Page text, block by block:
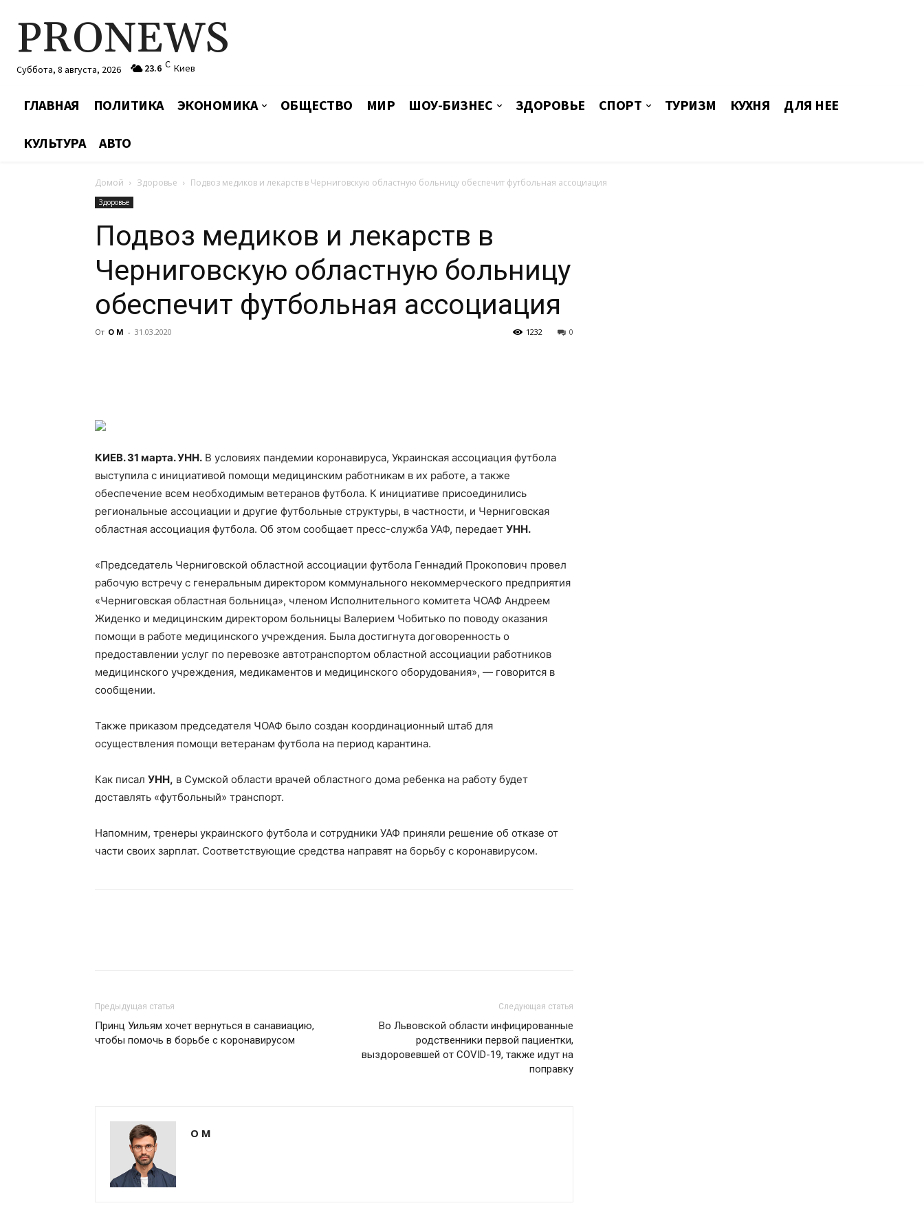
PRONEWS
Суббота, 8 августа, 2026 23.6 C Киев
ГЛАВНАЯ ПОЛИТИКА ЭКОНОМИКА ОБЩЕСТВО МИР ШОУ-БИЗНЕС ЗДОРОВЬЕ СПОРТ ТУРИЗМ КУХНЯ ДЛЯ НЕЕ
КУЛЬТУРА АВТО
Домой Здоровье Подвоз медиков и лекарств в Черниговскую областную больницу обеспечит футбольная ассоциация
Здоровье
Подвоз медиков и лекарств в
Черниговскую областную больницу
обеспечит футбольная ассоциация
От О М - 31.03.2020 0
1232
КИЕВ. 31 марта. УНН. В условиях пандемии коронавируса, Украинская ассоциация футбола
выступила с инициативой помощи медицинским работникам в их работе, а также
обеспечение всем необходимым ветеранов футбола. К инициативе присоединились
региональные ассоциации и другие футбольные структуры, в частности, и Черниговская
областная ассоциация футбола. Об этом сообщает пресс-служба УАФ, передает УНН.
«Председатель Черниговской областной ассоциации футбола Геннадий Прокопович провел
рабочую встречу с генеральным директором коммунального некоммерческого предприятия
«Черниговская областная больница», членом Исполнительного комитета ЧОАФ Андреем
Жиденко и медицинским директором больницы Валерием Чобитько по поводу оказания
помощи в работе медицинского учреждения. Была достигнута договоренность о
предоставлении услуг по перевозке автотранспортом областной ассоциации работников
медицинского учреждения, медикаментов и медицинского оборудования», — говорится в
сообщении.
Также приказом председателя ЧОАФ было создан координационный штаб для
осуществления помощи ветеранам футбола на период карантина.
Как писал УНН, в Сумской области врачей областного дома ребенка на работу будет
доставлять «футбольный» транспорт.
Напомним, тренеры украинского футбола и сотрудники УАФ приняли решение об отказе от
части своих зарплат. Соответствующие средства направят на борьбу с коронавирусом.
Предыдущая статья
Принц Уильям хочет вернуться в санавиацию,
чтобы помочь в борьбе с коронавирусом
Следующая статья
Во Львовской области инфицированные
родственники первой пациентки,
выздоровевшей от COVID-19, также идут на
поправку
О М